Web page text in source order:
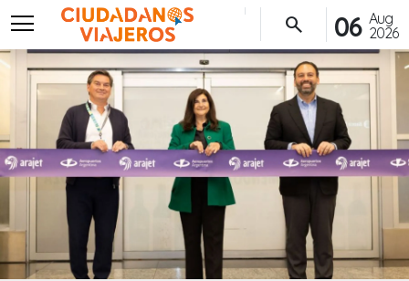
menu
Aug
2026
06
search